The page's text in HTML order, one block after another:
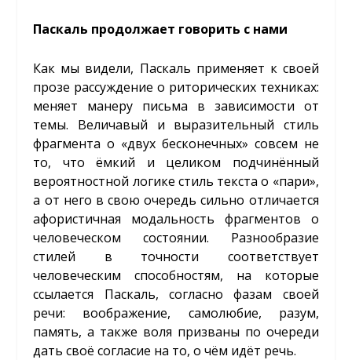
Паскаль продолжает говорить с нами
Как мы видели, Паскаль применяет к своей
прозе рассуждение о риторических техниках:
меняет манеру письма в зависимости от
темы. Величавый и выразительный стиль
фрагмента о «двух бесконечных» совсем не
то, что ёмкий и целиком подчинённый
вероятностной логике стиль текста о «пари»,
а от него в свою очередь сильно отличается
афористичная модальность фрагментов о
человеческом состоянии. Разнообразие
стилей в точности соответствует
человеческим способностям, на которые
ссылается Паскаль, согласно фазам своей
речи: воображение, самолюбие, разум,
память, а также воля призваны по очереди
дать своё согласие на то, о чём идёт речь.